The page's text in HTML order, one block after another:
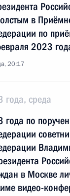
в
по
2023
20:17
среда
по
в Москве
видео-